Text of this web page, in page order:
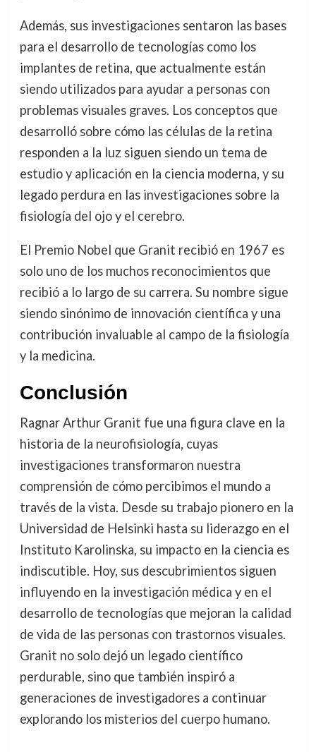
Además, sus investigaciones sentaron las bases
para el desarrollo de tecnologías como los
implantes de retina, que actualmente están
siendo utilizados para ayudar a personas con
problemas visuales graves. Los conceptos que
desarrolló sobre cómo las células de la retina
responden a la luz siguen siendo un tema de
estudio y aplicación en la ciencia moderna, y su
legado perdura en las investigaciones sobre la
fisiología del ojo y el cerebro.
El Premio Nobel que Granit recibió en 1967 es
solo uno de los muchos reconocimientos que
recibió a lo largo de su carrera. Su nombre sigue
siendo sinónimo de innovación científica y una
contribución invaluable al campo de la fisiología
y la medicina.
Conclusión
Ragnar Arthur Granit fue una figura clave en la
historia de la neurofisiología, cuyas
investigaciones transformaron nuestra
comprensión de cómo percibimos el mundo a
través de la vista. Desde su trabajo pionero en la
Universidad de Helsinki hasta su liderazgo en el
Instituto Karolinska, su impacto en la ciencia es
indiscutible. Hoy, sus descubrimientos siguen
influyendo en la investigación médica y en el
desarrollo de tecnologías que mejoran la calidad
de vida de las personas con trastornos visuales.
Granit no solo dejó un legado científico
perdurable, sino que también inspiró a
generaciones de investigadores a continuar
explorando los misterios del cuerpo humano.